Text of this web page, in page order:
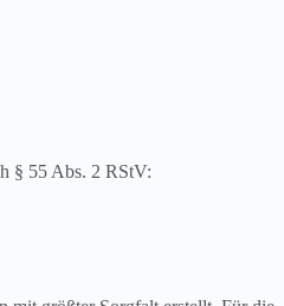
§ 55 Abs. 2 RStV: